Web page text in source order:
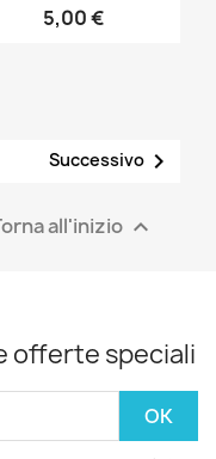
5,00 €
Successivo 
all'inizio 
offerte speciali